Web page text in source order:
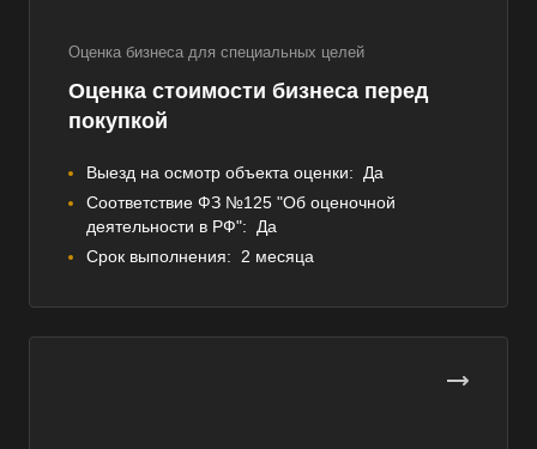
Оценка бизнеса для специальных целей
Оценка стоимости бизнеса перед
покупкой
Выезд на осмотр объекта оценки:
Да
Соответствие ФЗ №125 "Об оценочной
деятельности в РФ":
Да
Срок выполнения:
2 месяца